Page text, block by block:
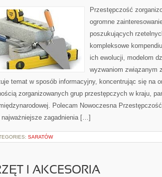
Przestępczość
ogromne
poszukujących
kompleksowe
ich ewolucji, modelom
wyzwaniom związanym
temat w sposób informacyjny, koncentrując się na
zorganizowanych grup przestępczych w kraju,
Polecam Nowoczesna
najważniejsze zagadnienia […]
SARATÓW
I AKCESORIA